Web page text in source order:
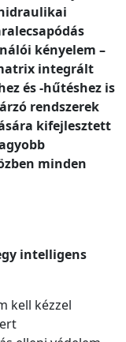
kényelem –
integrált
és -hűtéshez is
rendszerek
kifejlesztett
minden
intelligens
kell kézzel